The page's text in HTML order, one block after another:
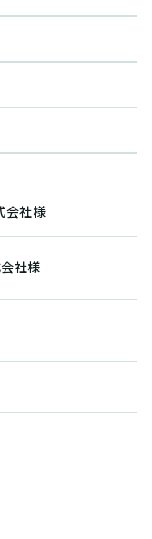
会社様
社様